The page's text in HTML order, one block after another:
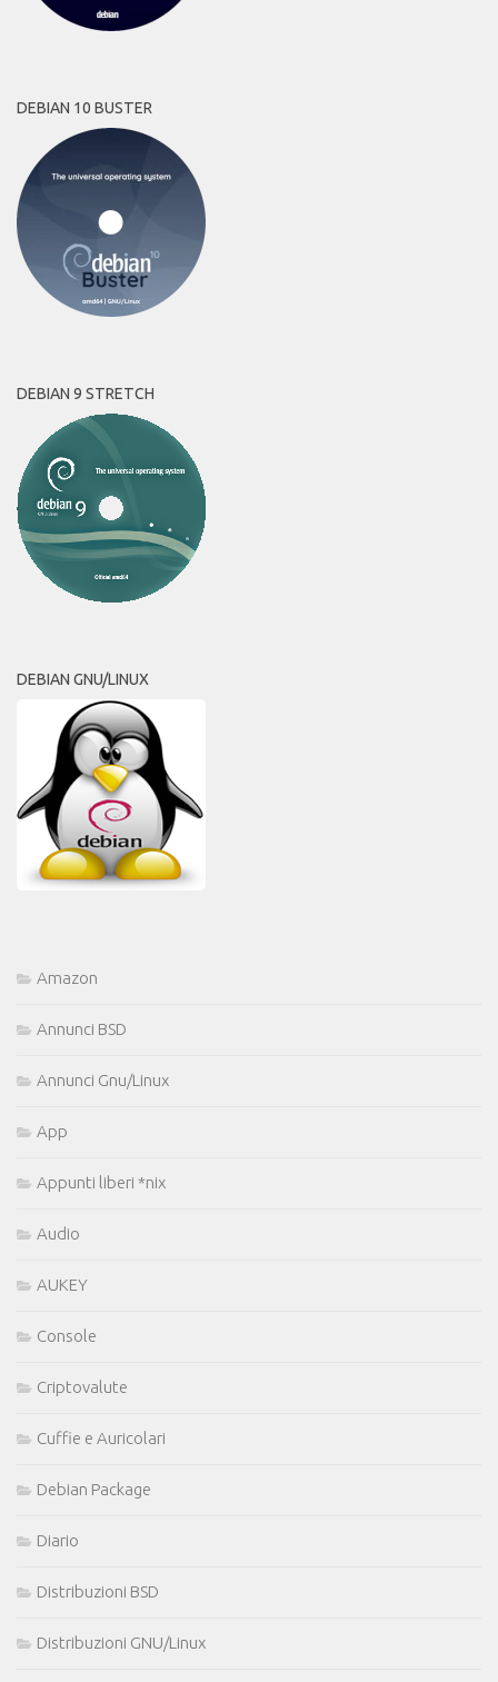
DEBIAN 10 BUSTER
DEBIAN 9 STRETCH
DEBIAN GNU/LINUX
Amazon
Annunci BSD
Annunci Gnu/Linux
App
Appunti liberi *nix
Audio
AUKEY
Console
Criptovalute
Cuffie e Auricolari
Debian Package
Diario
Distribuzioni BSD
Distribuzioni GNU/Linux